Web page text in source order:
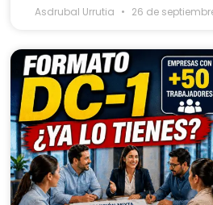
Asdrubal Urrutia 26 de